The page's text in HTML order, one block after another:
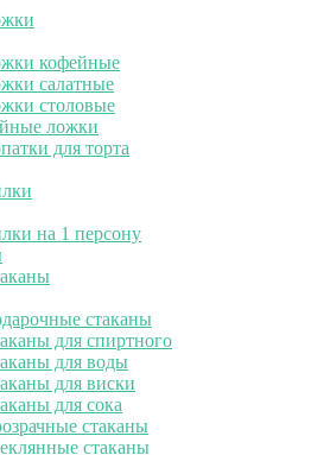
кофейные
салатные
столовые
ложки
для торта
на 1 персону
стаканы
для спиртного
для воды
для виски
для сока
стаканы
стаканы